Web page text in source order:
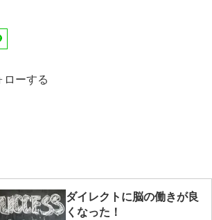
ローする
ダイレクトに脳の働きが良
くなった！